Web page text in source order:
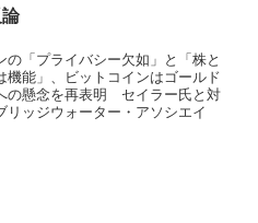
の「プライバシー欠如」と「株と
能」、ビットコインはゴールド
の懸念を再表明 セイラー氏と対
ッジウォーター・アソシエイ